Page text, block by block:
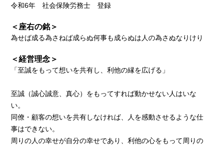
令和6年 社会保険労務士 登録
＜座右の銘＞
為せば成る為さねば成らぬ何事も成らぬは人の為さぬなりけり
＜経営理念＞
「至誠をもって想いを共有し、利他の縁を広げる」
至誠（誠心誠意、真心）をもってすれば動かせない人はいな
い。
同僚・顧客の想いを共有しなければ、人を感動させるような仕
事はできない。
周りの人の幸せが自分の幸せであり、利他の心をもって周りの